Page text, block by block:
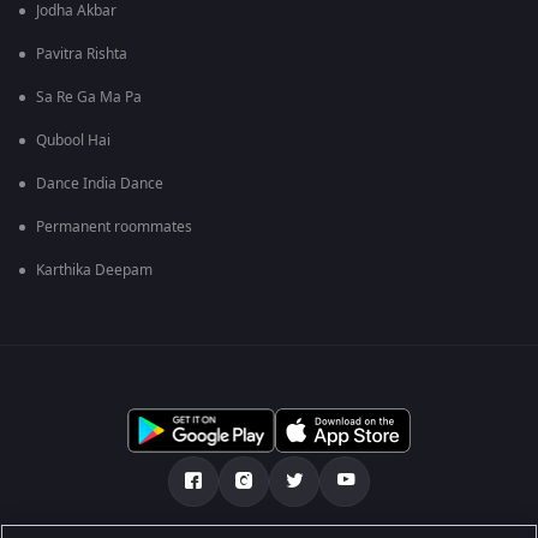
Jodha Akbar
Pavitra Rishta
Sa Re Ga Ma Pa
Qubool Hai
Dance India Dance
Permanent roommates
Karthika Deepam